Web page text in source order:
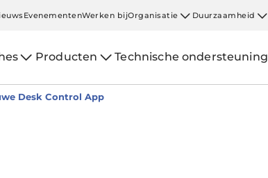
EvenementenWerken bijOrganisatie Duurzaamheid
Producten Technische ondersteuning
Desk Control App